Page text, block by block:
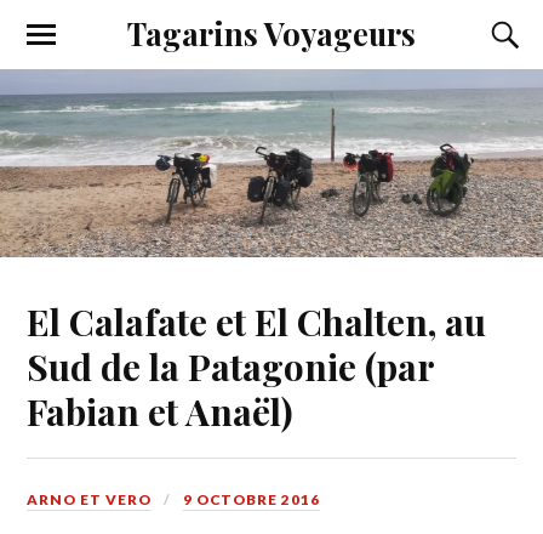
Tagarins Voyageurs
El Calafate et El Chalten, au
Sud de la Patagonie (par
Fabian et Anaël)
ARNO ET VERO 9 OCTOBRE 2016